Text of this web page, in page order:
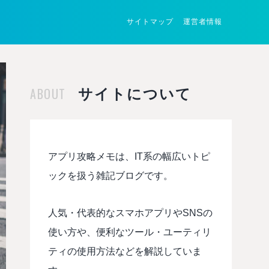
サイトマップ 運営者情報
ABOUT サイトについて
アプリ攻略メモは、IT系の幅広いトピ
ックを扱う雑記ブログです。
人気・代表的なスマホアプリやSNSの
使い方や、便利なツール・ユーティリ
ティの使用方法などを解説していま